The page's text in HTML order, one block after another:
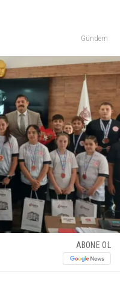
Gündem
ABONE OL